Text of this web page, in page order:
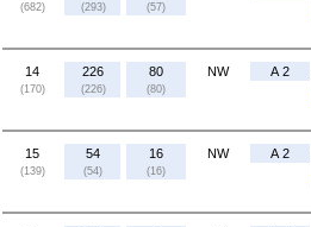
(682) (293) (57)
14
(170)
226
(226)
80
(80)
NW A 2
15
(139)
54
(54)
16
(16)
NW A 2